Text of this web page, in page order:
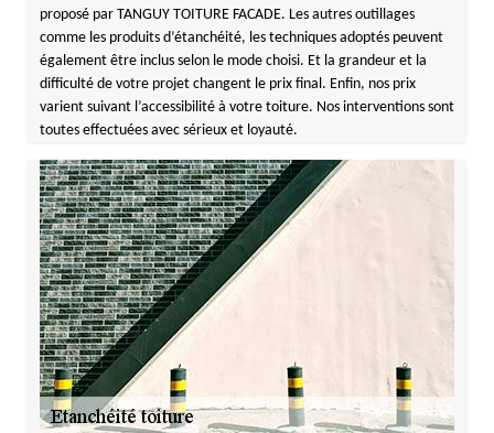
proposé par TANGUY TOITURE FACADE. Les autres outillages
comme les produits d’étanchéité, les techniques adoptés peuvent
également être inclus selon le mode choisi. Et la grandeur et la
difficulté de votre projet changent le prix final. Enfin, nos prix
varient suivant l’accessibilité à votre toiture. Nos interventions sont
toutes effectuées avec sérieux et loyauté.